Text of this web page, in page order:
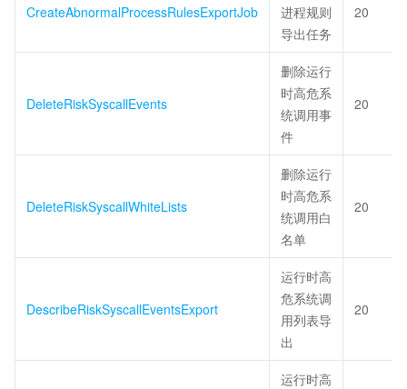
CreateAbnormalProcessRulesExportJob
进程规则
导出任务
20
DeleteRiskSyscallEvents
删除运行
时高危系
统调用事
件
20
DeleteRiskSyscallWhiteLists
删除运行
时高危系
统调用白
名单
20
DescribeRiskSyscallEventsExport
运行时高
危系统调
用列表导
出
20
运行时高